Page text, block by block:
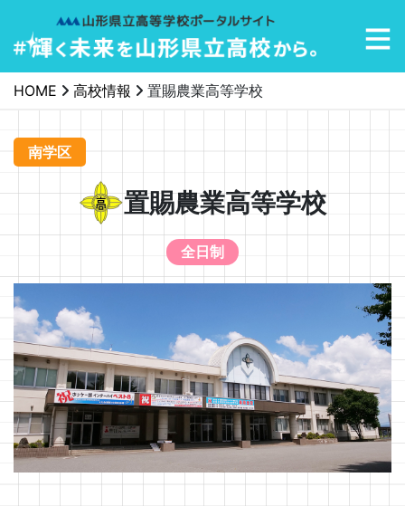
メインナビゲーション
HOME 高校情報 置賜農業高等学校
南学区
置賜農業高等学校
全日制